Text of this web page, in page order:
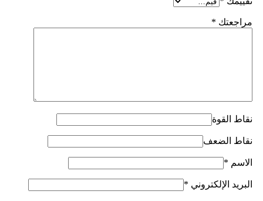
مراجعتك *
نقاط القوة
نقاط الضعف
الاسم *
البريد الإلكتروني *